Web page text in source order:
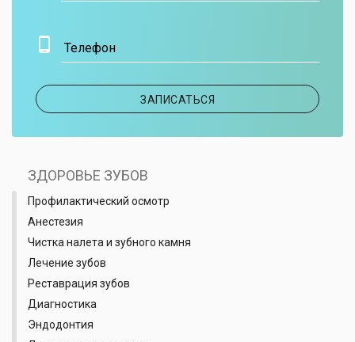
Телефон
ЗАПИСАТЬСЯ
ЗДОРОВЬЕ ЗУБОВ
Профилактический осмотр
Анестезия
Чистка налета и зубного камня
Лечение зубов
Реставрация зубов
Диагностика
Эндодонтия